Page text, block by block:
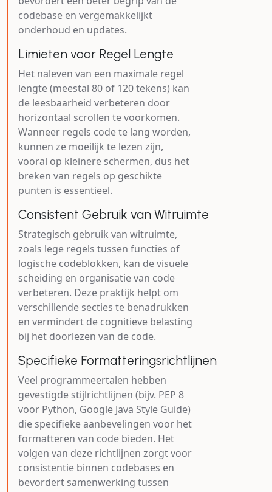
codebase en vergemakkelijkt
onderhoud en updates.
Limieten voor Regel Lengte
Het naleven van een maximale regel
lengte (meestal 80 of 120 tekens) kan
de leesbaarheid verbeteren door
horizontaal scrollen te voorkomen.
Wanneer regels code te lang worden,
kunnen ze moeilijk te lezen zijn,
vooral op kleinere schermen, dus het
breken van regels op geschikte
punten is essentieel.
Consistent Gebruik van Witruimte
Strategisch gebruik van witruimte,
zoals lege regels tussen functies of
logische codeblokken, kan de visuele
scheiding en organisatie van code
verbeteren. Deze praktijk helpt om
verschillende secties te benadrukken
en vermindert de cognitieve belasting
bij het doorlezen van de code.
Specifieke Formatteringsrichtlijnen
Veel programmeertalen hebben
gevestigde stijlrichtlijnen (bijv. PEP 8
voor Python, Google Java Style Guide)
die specifieke aanbevelingen voor het
formatteren van code bieden. Het
volgen van deze richtlijnen zorgt voor
consistentie binnen codebases en
bevordert samenwerking tussen